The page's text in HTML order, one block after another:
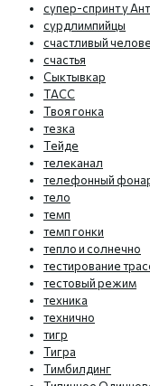
супер-спринт у
сурдлимпийцы
счастливый
счастья
Сыктывкар
ТАСС
Твоя гонка
тезка
Тейде
телеканал
телефонный
тело
темп
темп гонки
тепло и солнечно
тестирование
тестовый режим
техника
технично
тигр
Тигра
Тимбилдинг